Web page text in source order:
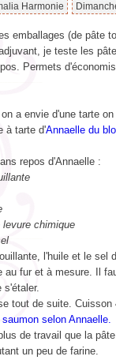
Harmonie
emballages (de pâte
je teste les
Permets
a envie d'une tarte
à tarte d'Annaelle du
repos d'Annaelle :
chimique
l'huile et le sel
au fur et à mesure. Il
s'étaler.
tout de suite. Cuisson
selon Annaelle.
de travail que la
un peu de farine.